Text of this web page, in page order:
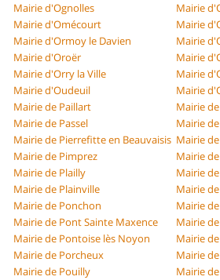
Mairie d'Ognolles
Mairie
Mairie d'Omécourt
Mairie
Mairie d'Ormoy le Davien
Mairie
Mairie d'Oroër
Mairie
Mairie d'Orry la Ville
Mairie
Mairie d'Oudeuil
Mairie
Mairie de Paillart
Mairie
Mairie de Passel
Mairie
Mairie de Pierrefitte en Beauvaisis Mairie
Mairie de Pimprez
Mairie
Mairie de Plailly
Mairie
Mairie de Plainville
Mairie
Mairie de Ponchon
Mairie
Mairie de Pont Sainte Maxence
Mairie
Mairie de Pontoise lès Noyon
Mairie
Mairie de Porcheux
Mairie
Mairie de Pouilly
Mairie